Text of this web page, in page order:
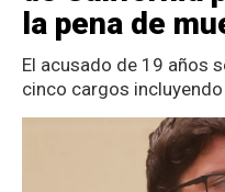
la pena de
El acusado de 19 años
cinco cargos